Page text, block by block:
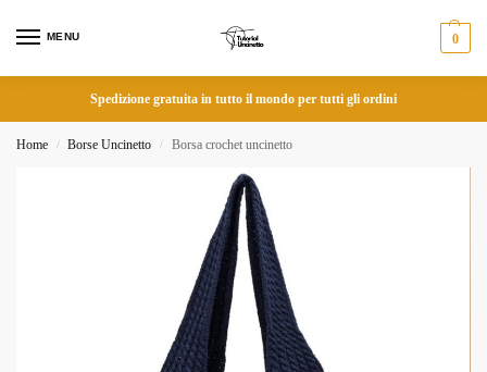
MENU 0
Spedizione gratuita in tutto il mondo per tutti gli ordini
Home / Borse Uncinetto / Borsa crochet uncinetto